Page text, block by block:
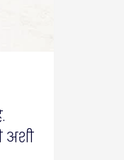
अशी